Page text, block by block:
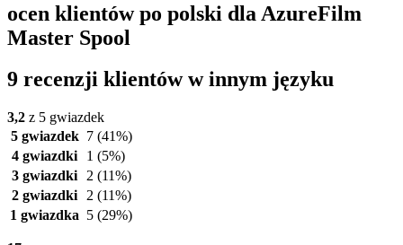
ocen klientów po polski dla AzureFilm
Master Spool
9 recenzji klientów w innym języku
3,2 z 5 gwiazdek
5 gwiazdek 7 (41%)
4 gwiazdki
1 (5%)
3 gwiazdki
2 (11%)
2 gwiazdki
2 (11%)
1 gwiazdka 5 (29%)